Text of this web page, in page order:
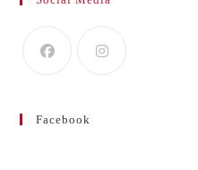
Facebook